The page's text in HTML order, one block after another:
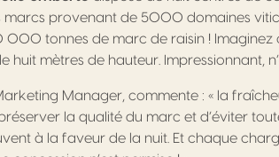
marcs provenant de 5000 domaines
000 tonnes de marc de raisin !
huit mètres de hauteur. Impressionnant,
Manager, commente : « la
la qualité du marc et d’éviter
à la faveur de la nuit. Et chaque